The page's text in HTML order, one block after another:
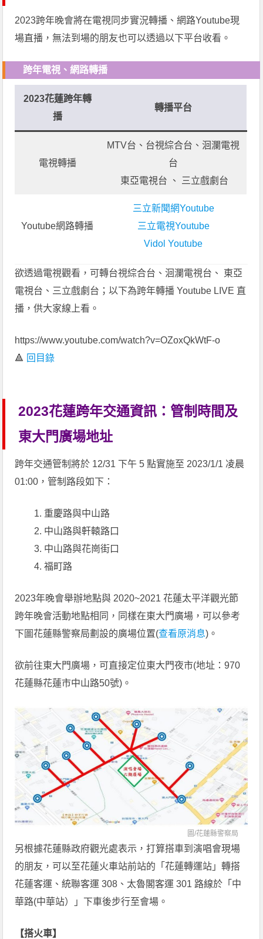
2023跨年晚會將在電視同步實況轉播、網路Youtube現
場直播，無法到場的朋友也可以透過以下平台收看。
跨年電視、網路轉播
2023花蓮跨年轉
播
轉播平台
電視轉播
MTV台、台視綜合台、洄瀾電視
台
東亞電視台 、 三立戲劇台
Youtube網路轉播
三立新聞網Youtube
三立電視Youtube
Vidol Youtube
欲透過電視觀看，可轉台視綜合台、洄瀾電視台、 東亞
電視台、三立戲劇台；以下為跨年轉播 Youtube LIVE 直
播，供大家線上看。
https://www.youtube.com/watch?v=OZoxQkWtF-o
🔺 回目錄
2023花蓮跨年交通資訊：管制時間及
東大門廣場地址
跨年交通管制將於 12/31 下午 5 點實施至 2023/1/1 凌晨
01:00，管制路段如下：
重慶路與中山路
中山路與軒轅路口
中山路與花崗街口
福町路
2023年晚會舉辦地點與 2020~2021 花蓮太平洋觀光節
跨年晚會活動地點相同，同樣在東大門廣場，可以參考
下圖花蓮縣警察局劃設的廣場位置(查看原消息)。
欲前往東大門廣場，可直接定位東大門夜市(地址：970
花蓮縣花蓮市中山路50號)。
圖/花蓮縣警察局
另根據花蓮縣政府觀光處表示，打算搭車到演唱會現場
的朋友，可以至花蓮火車站前站的「花蓮轉運站」轉搭
花蓮客運、統聯客運 308、太魯閣客運 301 路線於「中
華路(中華站）」下車後步行至會場。
【搭火車】